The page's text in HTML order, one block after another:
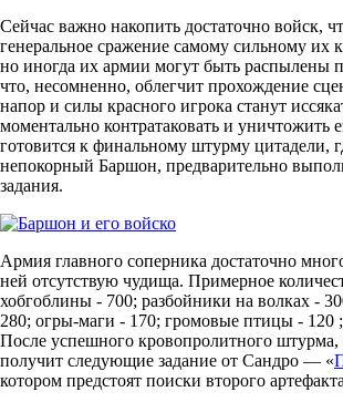
Сейчас важно накопить достаточно войск,
генеральное сражение самому сильному их
но иногда их армии могут быть распылены
что, несомненно, облегчит прохождение
напор и силы красного игрока станут
моментально контратаковать и уничтожить
готовится к финальному штурму цитадели,
непокорный Баршон, предварительно
задания.
Армия главного соперника достаточно
ней отсутствую чудища. Примерное
хобгоблины - 700; разбойники на волках -
280; огры-маги - 170; громовые птицы - 120
После успешного кровопролитного штурма,
получит следующие задание от Сандро — «
котором предстоят поиски второго